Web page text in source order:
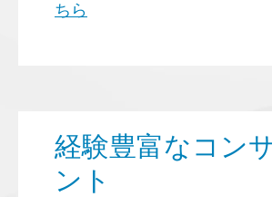
ちら
経験豊富なコン
ント